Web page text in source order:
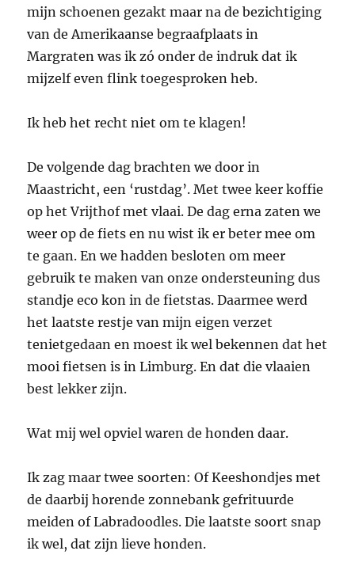
mijn schoenen gezakt maar na de bezichtiging
van de Amerikaanse begraafplaats in
Margraten was ik zó onder de indruk dat ik
mijzelf even flink toegesproken heb.
Ik heb het recht niet om te klagen!
De volgende dag brachten we door in
Maastricht, een ‘rustdag’. Met twee keer koffie
op het Vrijthof met vlaai. De dag erna zaten we
weer op de fiets en nu wist ik er beter mee om
te gaan. En we hadden besloten om meer
gebruik te maken van onze ondersteuning dus
standje eco kon in de fietstas. Daarmee werd
het laatste restje van mijn eigen verzet
tenietgedaan en moest ik wel bekennen dat het
mooi fietsen is in Limburg. En dat die vlaaien
best lekker zijn.
Wat mij wel opviel waren de honden daar.
Ik zag maar twee soorten: Of Keeshondjes met
de daarbij horende zonnebank gefrituurde
meiden of Labradoodles. Die laatste soort snap
ik wel, dat zijn lieve honden.